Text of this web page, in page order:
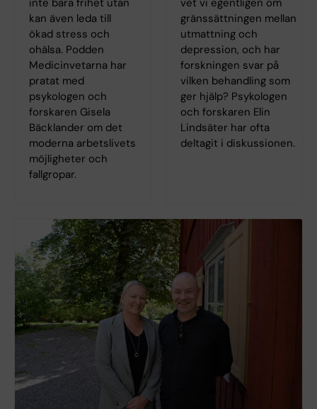
kan även leda till
ökad stress och
ohälsa. Podden
Medicinvetarna har
pratat med
psykologen och
forskaren Gisela
Bäcklander om det
moderna arbetslivets
möjligheter och
fallgropar.
gränssättningen mellan
utmattning och
depression, och har
forskningen svar på
vilken behandling som
ger hjälp? Psykologen
och forskaren Elin
Lindsäter har ofta
deltagit i diskussionen.